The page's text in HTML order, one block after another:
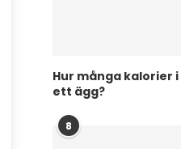
Hur många kalorier i
ett ägg?
8